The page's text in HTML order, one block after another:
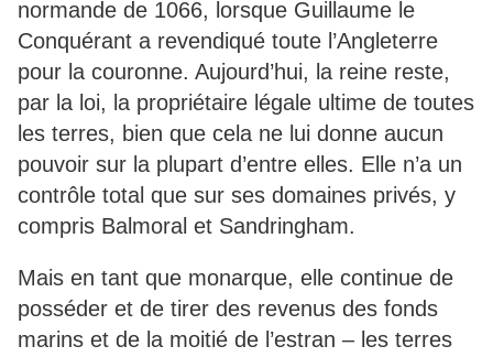
normande de 1066, lorsque Guillaume le
Conquérant a revendiqué toute l’Angleterre
pour la couronne. Aujourd’hui, la reine reste,
par la loi, la propriétaire légale ultime de toutes
les terres, bien que cela ne lui donne aucun
pouvoir sur la plupart d’entre elles. Elle n’a un
contrôle total que sur ses domaines privés, y
compris Balmoral et Sandringham.
Mais en tant que monarque, elle continue de
posséder et de tirer des revenus des fonds
marins et de la moitié de l’estran – les terres